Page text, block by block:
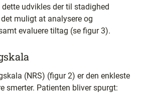
udvikles der til stadighed
muligt at analysere og
evaluere tiltag (se figur 3).
(NRS) (figur 2) er den enkleste
smerter. Patienten bliver spurgt: